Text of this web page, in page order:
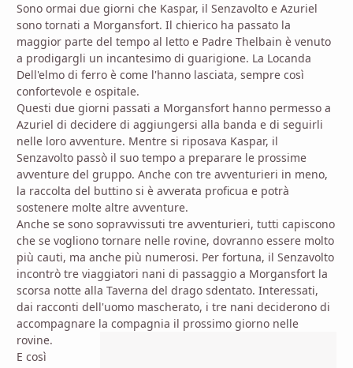
Sono ormai due giorni che Kaspar, il Senzavolto e Azuriel
sono tornati a Morgansfort. Il chierico ha passato la
maggior parte del tempo al letto e Padre Thelbain è venuto
a prodigargli un incantesimo di guarigione. La Locanda
Dell'elmo di ferro è come l'hanno lasciata, sempre così
confortevole e ospitale.
Questi due giorni passati a Morgansfort hanno permesso a
Azuriel di decidere di aggiungersi alla banda e di seguirli
nelle loro avventure. Mentre si riposava Kaspar, il
Senzavolto passò il suo tempo a preparare le prossime
avventure del gruppo. Anche con tre avventurieri in meno,
la raccolta del buttino si è avverata proficua e potrà
sostenere molte altre avventure.
Anche se sono sopravvissuti tre avventurieri, tutti capiscono
che se vogliono tornare nelle rovine, dovranno essere molto
più cauti, ma anche più numerosi. Per fortuna, il Senzavolto
incontrò tre viaggiatori nani di passaggio a Morgansfort la
scorsa notte alla Taverna del drago sdentato. Interessati,
dai racconti dell'uomo mascherato, i tre nani deciderono di
accompagnare la compagnia il prossimo giorno nelle
rovine.
E così